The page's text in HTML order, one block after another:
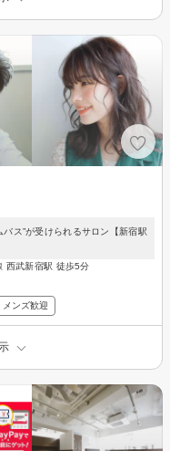
バス”が受けられるサロン【新宿駅
西武新宿駅 徒歩5分
メンズ歓迎